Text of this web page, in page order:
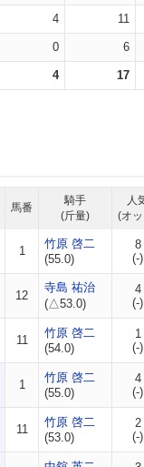
4 11
0 6
4 17
馬番
騎手
(斤量)
人
(オ
1
竹原 啓二
(55.0)
8
(-)
12
寺島 祐治
(△53.0)
4
(-)
11
竹原 啓二
(54.0)
1
(-)
1
竹原 啓二
(55.0)
4
(-)
11
竹原 啓二
(53.0)
2
(-)